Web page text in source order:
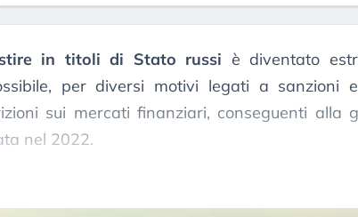
in titoli di Stato russi è diventato
per diversi motivi legati a sanzioni
sui mercati finanziari, conseguenti alla
nel 2022.